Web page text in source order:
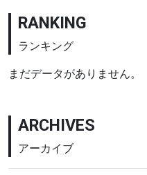
RANKING
ランキング
まだデータがありません。
ARCHIVES
アーカイブ